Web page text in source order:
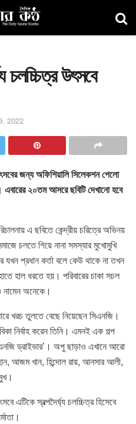
চলচ্চিত্র উৎসবে
2022
জন্য অফিশিয়ালি সিলেকশন পেলো
এবারের ২০তম আসরে ছবিটি দেখানো হবে
এ ছবিতে কেন্দ্রীয় চরিত্রে অভিনয়
চলতে গিয়ে নানা সমস্যার মুখোমুখি
যখন প্রধান কর্তা বলে কেউ থাকে না তখন
হাল ধরতে হয়। পরিবারের চাকা সচল
নামেন অনেকে।
খরচ তুলতে বেছে নিয়েছেন সিএনজি।
নির্বাহ করেন তিনি। এমনই এক গল্প
ড্রাইভার’। অপু ছাড়াও এখানে আরো
আজম খান, হিন্দোল রায়, আনসার আলী,
এটিকে স্বল্পদৈর্ঘ্য চলচ্চিত্র হিসেবে